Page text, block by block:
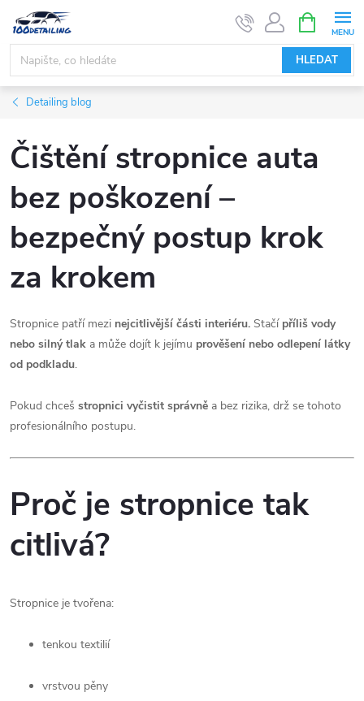
obsah
HLEDAT
NÁKUPNÍ
KOŠÍK
Detailing blog
Čištění stropnice auta
bez poškození –
bezpečný postup krok
za krokem
Stropnice patří mezi nejcitlivější části interiéru. Stačí příliš vody
nebo silný tlak a může dojít k jejímu prověšení nebo odlepení látky
od podkladu.
Pokud chceš stropnici vyčistit správně a bez rizika, drž se tohoto
profesionálního postupu.
Proč je stropnice tak
citlivá?
Stropnice je tvořena:
tenkou textilií
vrstvou pěny